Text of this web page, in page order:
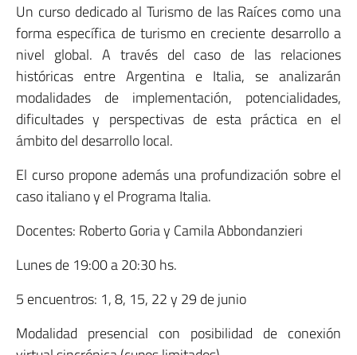
Un curso dedicado al Turismo de las Raíces como una
forma específica de turismo en creciente desarrollo a
nivel global. A través del caso de las relaciones
históricas entre Argentina e Italia, se analizarán
modalidades de implementación, potencialidades,
dificultades y perspectivas de esta práctica en el
ámbito del desarrollo local.
El curso propone además una profundización sobre el
caso italiano y el Programa Italia.
Docentes: Roberto Goria y Camila Abbondanzieri
Lunes de 19:00 a 20:30 hs.
5 encuentros: 1, 8, 15, 22 y 29 de junio
Modalidad presencial con posibilidad de conexión